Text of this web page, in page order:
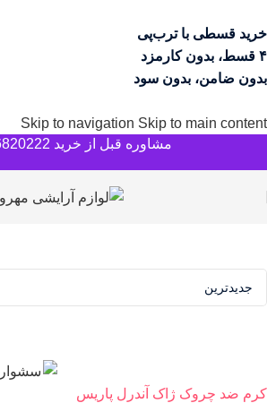
خرید قسطی با ترب‌پی
۴ قسط، بدون کارمزد
بدون ضامن، بدون سود
Skip to navigation Skip to main content
مشاوره قبل از خرید 09026820222
کرم ضد چروک ژاک آندرل پاریس